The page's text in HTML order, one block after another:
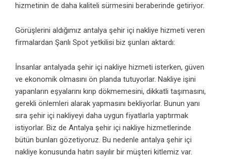
hizmetinin de daha kaliteli sürmesini beraberinde getiriyor.
Görüşlerini aldığımız antalya şehir içi nakliye hizmeti veren
firmalardan Şanlı Spot yetkilisi biz şunları aktardı:
İnsanlar antalyada şehir içi nakliye hizmeti isterken, güven
ve ekonomik olmasını ön planda tutuyorlar. Nakliye işini
yapanların eşyalarını kırıp dökmemesini, dikkatli taşımasını,
gerekli önlemleri alarak yapmasını bekliyorlar. Bunun yanı
sıra şehir içi nakliyeyi daha uygun fiyatlarla yaptırmak
istiyorlar. Biz de Antalya şehir içi nakliye hizmetlerinde
bütün bunları gözetiyoruz. Bu nedenle antalya şehir içi
nakliye konusunda hatırı sayılır bir müşteri kitlemiz var.